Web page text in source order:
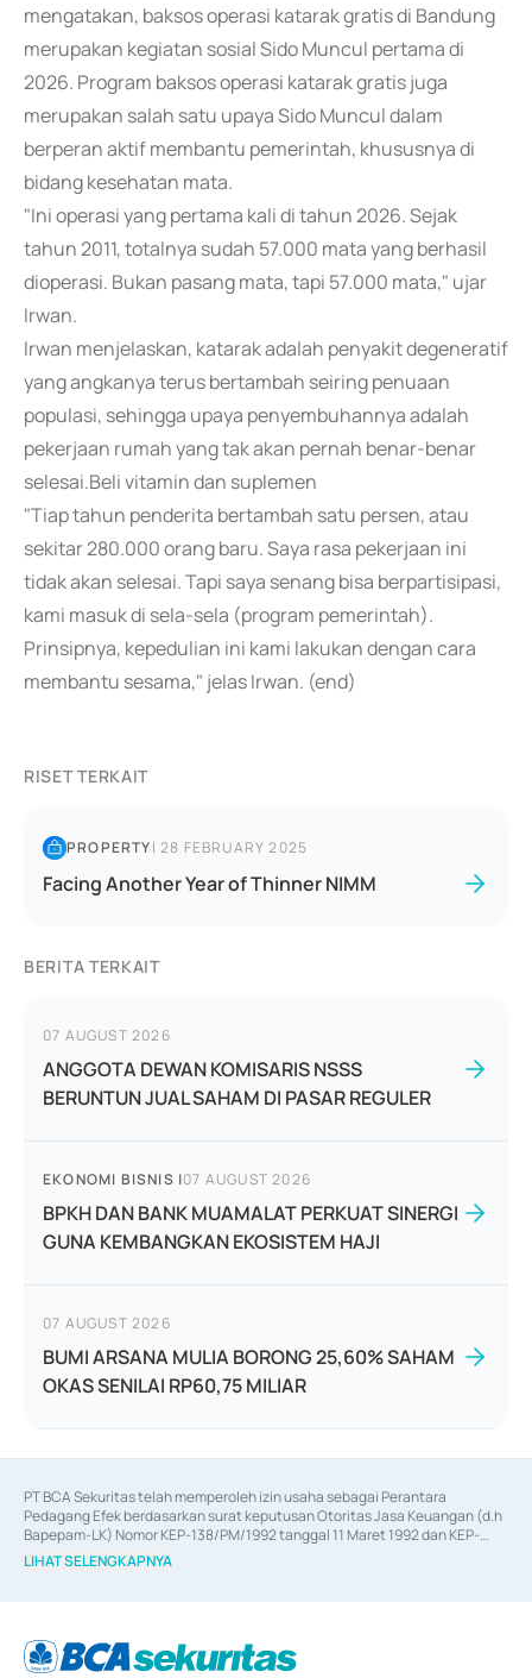
mengatakan, baksos operasi katarak gratis di Bandung
merupakan kegiatan sosial Sido Muncul pertama di
2026. Program baksos operasi katarak gratis juga
merupakan salah satu upaya Sido Muncul dalam
berperan aktif membantu pemerintah, khususnya di
bidang kesehatan mata.
"Ini operasi yang pertama kali di tahun 2026. Sejak
tahun 2011, totalnya sudah 57.000 mata yang berhasil
dioperasi. Bukan pasang mata, tapi 57.000 mata," ujar
Irwan.
Irwan menjelaskan, katarak adalah penyakit degeneratif
yang angkanya terus bertambah seiring penuaan
populasi, sehingga upaya penyembuhannya adalah
pekerjaan rumah yang tak akan pernah benar-benar
selesai.Beli vitamin dan suplemen
"Tiap tahun penderita bertambah satu persen, atau
sekitar 280.000 orang baru. Saya rasa pekerjaan ini
tidak akan selesai. Tapi saya senang bisa berpartisipasi,
kami masuk di sela-sela (program pemerintah).
Prinsipnya, kepedulian ini kami lakukan dengan cara
membantu sesama," jelas Irwan. (end)
RISET TERKAIT
PROPERTY|28 FEBRUARY 2025
Facing Another Year of Thinner NIMM
BERITA TERKAIT
07 AUGUST 2026
ANGGOTA DEWAN KOMISARIS NSSS
BERUNTUN JUAL SAHAM DI PASAR REGULER
EKONOMI BISNIS |07 AUGUST 2026
BPKH DAN BANK MUAMALAT PERKUAT SINERGI
GUNA KEMBANGKAN EKOSISTEM HAJI
07 AUGUST 2026
BUMI ARSANA MULIA BORONG 25,60% SAHAM
OKAS SENILAI RP60,75 MILIAR
PT BCA Sekuritas telah memperoleh izin usaha sebagai Perantara
Pedagang Efek berdasarkan surat keputusan Otoritas Jasa Keuangan (d.h
Bapepam-LK) Nomor KEP-138/PM/1992 tanggal 11 Maret 1992 dan KEP-
06/D.04/2014 tanggal 28 Februari 2014, izin usaha sebagai Penjamin Emisi
Efek berdasarkan surat keputusan Otoritas Jasa Keuangan Nomor KEP-
berdasarkan surat keputusan Otoritas Jasa Keuangan Nomor S-
67/PM.21/2017 tanggal 3 Februari 2017, dan beberapa izin usaha lainnya
LIHAT SELENGKAPNYA